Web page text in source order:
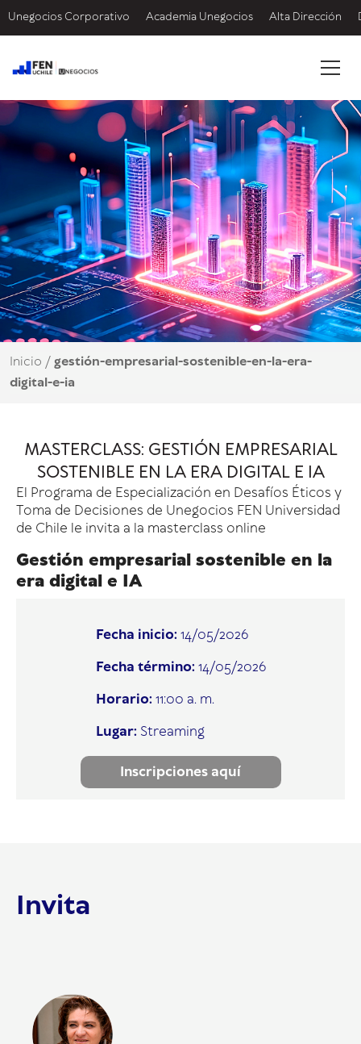
Unegocios Corporativo Academia Unegocios Alta Dirección
Inicio /gestión-empresarial-sostenible-en-la-era-
digital-e-ia
MASTERCLASS: GESTIÓN EMPRESARIAL
SOSTENIBLE EN LA ERA DIGITAL E IA
El Programa de Especialización en Desafíos Éticos y
Toma de Decisiones de Unegocios FEN Universidad
de Chile le invita a la masterclass online
Gestión empresarial sostenible en la
era digital e IA
Fecha inicio: 14/05/2026
Fecha término: 14/05/2026
Horario: 11:00 a. m.
Lugar: Streaming
Inscripciones aquí
Invita